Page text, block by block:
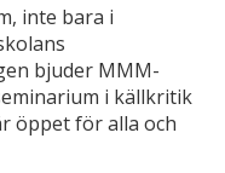
inte bara i
bjuder MMM-
i källkritik
öppet för alla och